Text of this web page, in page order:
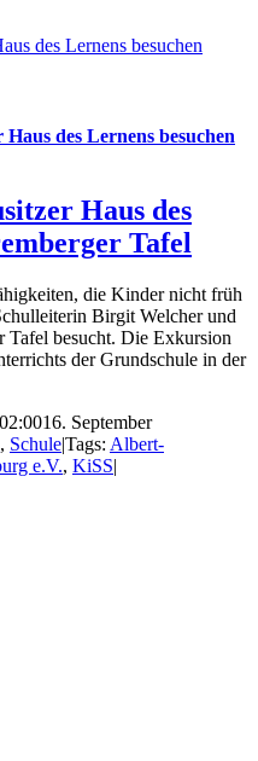
des Lernens besuchen
des Lernens besuchen
Haus des
Tafel
die Kinder nicht früh
Birgit Welcher und
Tafel besucht. Die Exkursion
der Grundschule in der
16. September
, Schule|Tags: Albert-
e.V., KiSS|